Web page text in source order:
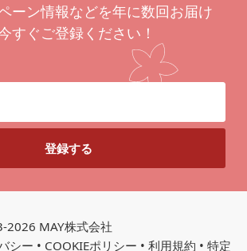
ーン情報などを年に数回お届け
すぐご登録ください！
MAY株式会社
シー • COOKIEポリシー • 利用規約 • 特定